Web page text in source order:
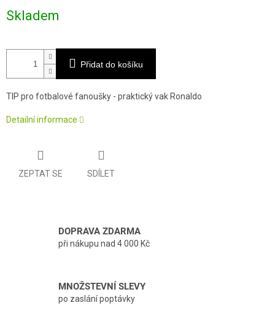
cena:
Skladem
Přidat do košíku
TIP pro fotbalové fanoušky - praktický vak Ronaldo
Detailní informace
ZEPTAT SE SDÍLET
DOPRAVA ZDARMA
při nákupu nad 4 000 Kč
MNOŽSTEVNÍ SLEVY
po zaslání poptávky